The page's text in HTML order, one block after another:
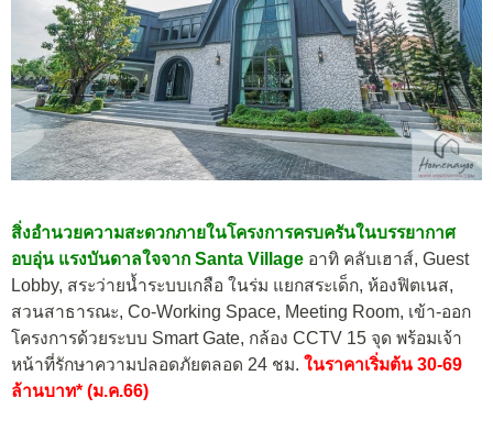
สิ่งอำนวยความสะดวกภายในโครงการครบครันในบรรยากาศ
อบอุ่น แรงบันดาลใจจาก Santa Village อาทิ คลับเฮาส์, Guest
Lobby, สระว่ายน้ำระบบเกลือ ในร่ม แยกสระเด็ก, ห้องฟิตเนส,
สวนสาธารณะ, Co-Working Space, Meeting Room, เข้า-ออก
โครงการด้วยระบบ Smart Gate, กล้อง CCTV 15 จุด พร้อมเจ้า
หน้าที่รักษาความปลอดภัยตลอด 24 ชม. ในราคาเริ่มต้น 30-69
ล้านบาท* (ม.ค.66)